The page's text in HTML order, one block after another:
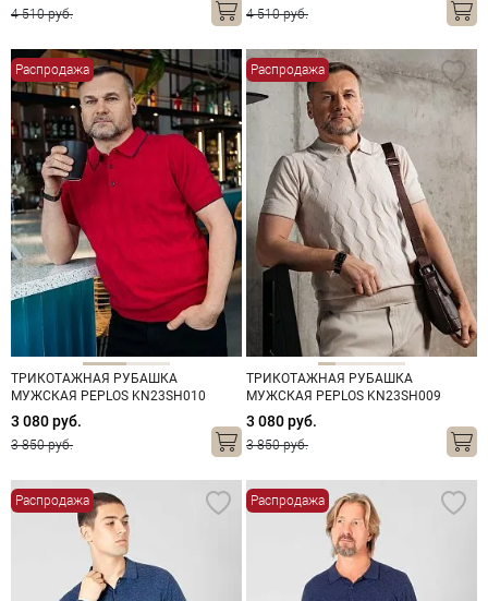
4 510 руб. 4 510 руб.
Распродажа
ТРИКОТАЖНАЯ РУБАШКА
МУЖСКАЯ PEPLOS KN23SH010
КРАСНЫЙ
3 080 руб.
3 850 руб.
Распродажа
ТРИКОТАЖНАЯ РУБАШКА
МУЖСКАЯ PEPLOS KN23SH009
БЕЖЕВЫЙ
3 080 руб.
3 850 руб.
Распродажа Распродажа